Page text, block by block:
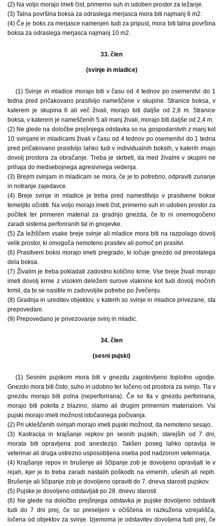
(2) Na voljo morajo imeti čist, primerno suh in udoben prostor za ležanje.
(3) Talna površina boksa za odraslega merjasca mora biti najmanj 6 m2.
(4) Če je boks za merjasce namenjen tudi za pripust, mora biti talna površina
boksa za odraslega merjasca najmanj 10 m2.
33. člen
(svinje in mladice)
(1) Svinje in mladice morajo biti v času od 4 tednov po osemenitvi do 1
tedna pred pričakovano prasitvijo nameščene v skupine. Stranice boksa, v
katerem je skupina 6 ali več živali, morajo biti daljše od 2,8 m. Stranice
boksa, v katerem je nameščenih 5 ali manj živali, morajo biti daljše od 2,4 m.
(2) Ne glede na določbe prejšnjega odstavka so na gospodarstvih z manj kot
10 svinjami in mladicami živali v času od 4 tednov po osemenitvi do 1 tedna
pred pričakovano prasitvijo lahko tudi v individualnih boksih, v katerih imajo
dovolj prostora za obračanje. Treba je skrbeti, da med živalmi v skupini ne
prihaja do medsebojnega agresivnega vedenja.
(3) Brejim svinjam in mladicam se mora, če je to potrebno, odpraviti zunanje
in notranje zajedavce.
(4) Breje svinje in mladice je treba pred namestitvijo v prasitvene bokse
temeljito očistiti. Na voljo morajo imeti čist, primerno suh in udoben prostor za
počitek ter primeren material za gradnjo gnezda, če to ni onemogočeno
zaradi sistema perforiranih tal in gnojevke.
(5) Za ležiščem vsake breje svinje ali mladice mora biti na razpolago dovolj
velik prostor, ki omogoča nemoteno prasitev ali pomoč pri prasitvi.
(6) Prasitveni boksi morajo imeti pregrado, ki ločuje gnezdo od preostalega
dela boksa.
(7) Živalim je treba pokladati zadostno količino krme. Vse breje živali morajo
imeti dovolj krme z visokim deležem surove vlaknine kot tudi dovolj močnih
krmil, da bi se nasitile in zadovoljile potrebo po žvečenju.
(8) Gradnja in ureditev objektov, v katerih so svinje in mladice privezane, sta
prepovedani.
(9) Prepovedano je privezovanje svinj in mladic.
34. člen
(sesni pujski)
(1) Sesnim pujskom mora biti v gnezdu zagotovljeno toplotno ugodje.
Gnezdo mora biti čisto, suho in udobno ter ločeno od prostora za svinjo. Tla v
gnezdu morajo biti polna (neperforirana). Če so tla v gnezdu perforirana,
morajo biti pokrita z blazino, slamo ali drugim primernim materialom. Vsi
pujski morajo imeti možnost istočasnega počivanja.
(2) Pri ukleščenih svinjah morajo imeti pujski možnost, da nemoteno sesajo.
(3) Kastracija in krajšanje repkov pri sesnih pujskih, starejših od 7 dni,
morata biti opravljena pod anestezijo. Takšen poseg lahko opravlja le
veterinar ali druga ustrezno usposobljena oseba pod nadzorom veterinarja.
(4) Krajšanje repov in brušenje ali ščipanje zob je dovoljeno opravljati le v
rejah, kjer je to treba zaradi nastalih poškodb na vimenih, ušesih ali repih.
Brušenje ali ščipanje zob je dovoljeno opraviti do 7. dneva starosti pujskov.
(5) Pujske je dovoljeno odstavljati po 28. dnevu starosti.
(6) Ne glede na določbo prejšnjega odstavka je pujske dovoljeno odstaviti
tudi do 7 dni prej, če so preseljeni v očiščena in razkužena vzrejališča,
ločena od objektov za svinje. Izjemoma je odstavitev dovoljena tudi prej, če